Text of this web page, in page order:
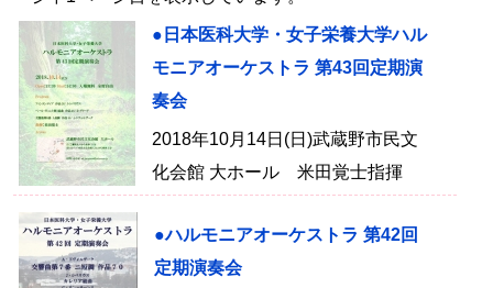
●日本医科大学・女子栄養大学ハル
モニアオーケストラ 第43回定期演
奏会
2018年10月14日(日)武蔵野市民文
化会館 大ホール 米田覚士指揮
●ハルモニアオーケストラ 第42回
定期演奏会